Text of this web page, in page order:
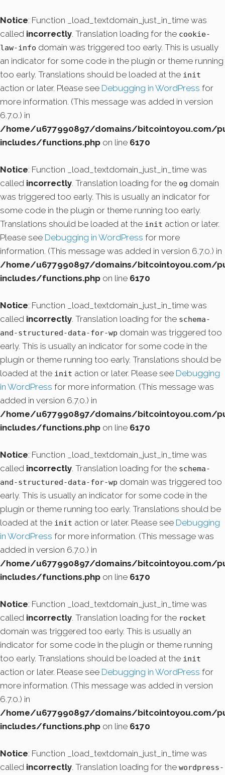
Notice: Function _load_textdomain_just_in_time was
called incorrectly. Translation loading for the cookie-
law-info domain was triggered too early. This is usually
an indicator for some code in the plugin or theme running
too early. Translations should be loaded at the init
action or later. Please see Debugging in WordPress for
more information. (This message was added in version
6.7.0.) in
/home/u677990897/domains/bitcointoyou.com/
includes/functions.php on line 6170
Notice: Function _load_textdomain_just_in_time was
called incorrectly. Translation loading for the og domain
was triggered too early. This is usually an indicator for
some code in the plugin or theme running too early.
Translations should be loaded at the init action or later.
Please see Debugging in WordPress for more
information. (This message was added in version 6.7.0.) in
/home/u677990897/domains/bitcointoyou.com/
includes/functions.php on line 6170
Notice: Function _load_textdomain_just_in_time was
called incorrectly. Translation loading for the schema-
and-structured-data-for-wp domain was triggered too
early. This is usually an indicator for some code in the
plugin or theme running too early. Translations should be
loaded at the init action or later. Please see Debugging
in WordPress for more information. (This message was
added in version 6.7.0.) in
/home/u677990897/domains/bitcointoyou.com/
includes/functions.php on line 6170
Notice: Function _load_textdomain_just_in_time was
called incorrectly. Translation loading for the schema-
and-structured-data-for-wp domain was triggered too
early. This is usually an indicator for some code in the
plugin or theme running too early. Translations should be
loaded at the init action or later. Please see Debugging
in WordPress for more information. (This message was
added in version 6.7.0.) in
/home/u677990897/domains/bitcointoyou.com/
includes/functions.php on line 6170
Notice: Function _load_textdomain_just_in_time was
called incorrectly. Translation loading for the rocket
domain was triggered too early. This is usually an
indicator for some code in the plugin or theme running
too early. Translations should be loaded at the init
action or later. Please see Debugging in WordPress for
more information. (This message was added in version
6.7.0.) in
/home/u677990897/domains/bitcointoyou.com/
includes/functions.php on line 6170
Notice: Function _load_textdomain_just_in_time was
called incorrectly. Translation loading for the wordpress-